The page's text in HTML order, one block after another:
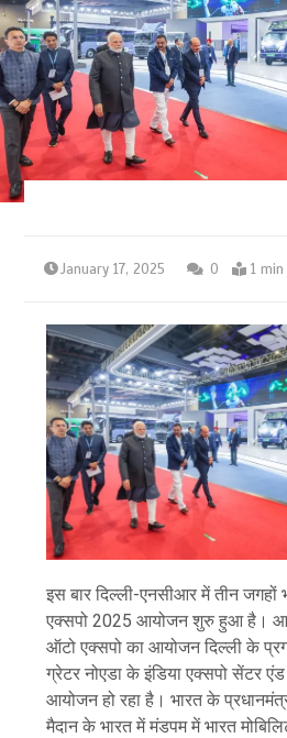
January 17, 2025 0 1 min
इस बार दिल्ली-एनसीआर में तीन जगहों
एक्सपो 2025 आयोजन शुरु हुआ है।
ऑटो एक्सपो का आयोजन दिल्ली के
ग्रेटर नोएडा के इंडिया एक्सपो सेंटर एंड
आयोजन हो रहा है। भारत के
मैदान के भारत में मंडपम में भारत